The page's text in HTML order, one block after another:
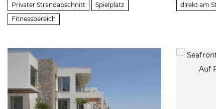
Privater Strandabschnitt
Spielplatz
Fitnessbereich
direkt am